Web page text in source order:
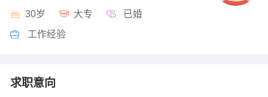
30岁 大专 已婚
工作经验
求职意向